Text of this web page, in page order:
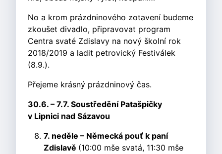
No a krom prázdninového zotavení budeme
zkoušet divadlo, připravovat program
Centra svaté Zdislavy na nový školní rok
2018/2019 a ladit petrovický Festiválek
(8.9.).
Přejeme krásný prázdninový čas.
30.6. – 7.7. Soustředění Patašpičky
v Lipnici nad Sázavou
7. neděle – Německá pouť k paní
Zdislavě (10:00 mše svatá, 11:30 mše